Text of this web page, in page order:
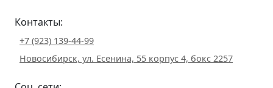
Контакты:
+7 (923) 139-44-99
Новосибирск, ул. Есенина, 55 корпус 4, бокс 2257